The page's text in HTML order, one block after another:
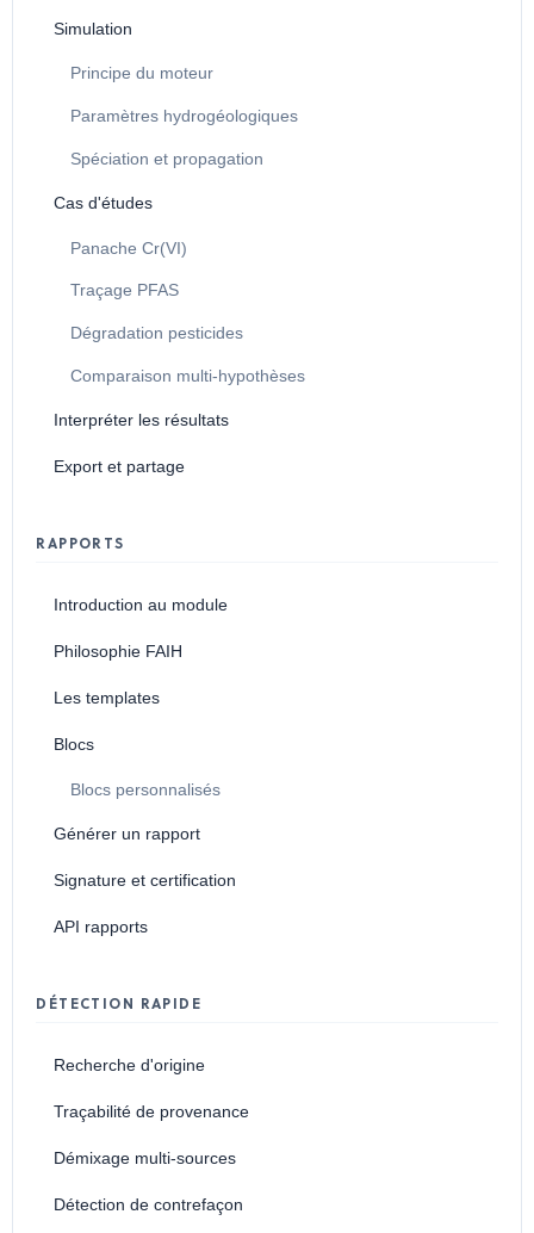
Simulation
Principe du moteur
Paramètres hydrogéologiques
Spéciation et propagation
Cas d'études
Panache Cr(VI)
Traçage PFAS
Dégradation pesticides
Comparaison multi-hypothèses
Interpréter les résultats
Export et partage
RAPPORTS
Introduction au module
Philosophie FAIH
Les templates
Blocs
Blocs personnalisés
Générer un rapport
Signature et certification
API rapports
DÉTECTION RAPIDE
Recherche d'origine
Traçabilité de provenance
Démixage multi-sources
Détection de contrefaçon